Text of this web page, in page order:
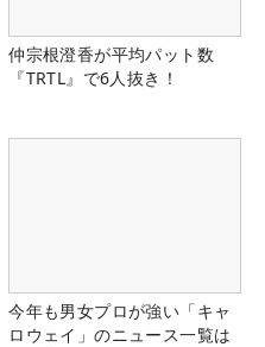
仲宗根澄香が平均パット数
『TRTL』で6人抜き！
今年も男女プロが強い「キャ
ロウェイ」のニュース一覧は